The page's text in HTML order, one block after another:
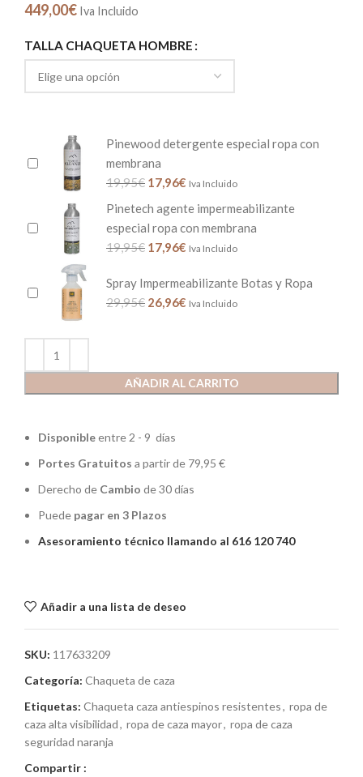
449,00€ Iva Incluido
TALLA CHAQUETA HOMBRE
AÑADIR AL CARRITO
Pinewood detergente especial ropa con
membrana
19,95€ 17,96€ Iva Incluido
Pinetech agente impermeabilizante
especial ropa con membrana
19,95€ 17,96€ Iva Incluido
Spray Impermeabilizante Botas y Ropa
29,95€ 26,96€ Iva Incluido
Disponibleentre 2 - 9 días
Portes Gratuitos a partir de 79,95 €
Derecho de Cambio de 30 días
Puede pagar en 3 Plazos
Asesoramiento técnico llamando al 616 120 740
Añadir a una lista de deseo
SKU: 117633209
Categoría: Chaqueta de caza
Etiquetas: Chaqueta caza antiespinos resistentes, ropa de
caza alta visibilidad, ropa de caza mayor, ropa de caza
seguridad naranja
Compartir :